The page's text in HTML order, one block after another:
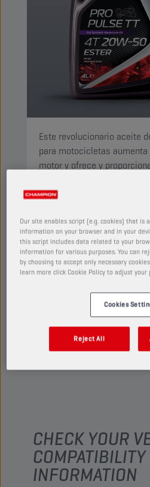
Este revolucionario aceite
para motocicletas
motor y ofrece y
transmisión y los
PRODUCTO: 29170
Ver tamaños y envases
ENCUENTRA UN
CHECK YOUR
INFORMATION
Our site enables script (e.g. cookies) that is
information on your browser and in your
this script includes data related to your
information for various purposes. You can
by choosing to accept only necessary
learn more click Cookie Policy to adjust your
Cookies
Reject All